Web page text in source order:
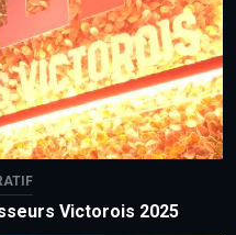
Victorois 2025